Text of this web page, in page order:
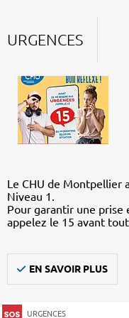
URGENCES
Le CHU de Montpellier
Niveau 1.
Pour garantir une prise
appelez le 15 avant
EN SAVOIR PLUS
URGENCES